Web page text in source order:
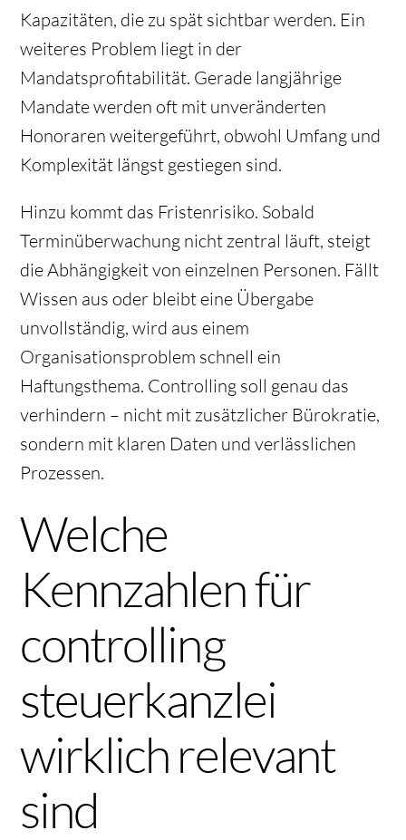
Kapazitäten, die zu spät sichtbar werden. Ein
weiteres Problem liegt in der
Mandatsprofitabilität. Gerade langjährige
Mandate werden oft mit unveränderten
Honoraren weitergeführt, obwohl Umfang und
Komplexität längst gestiegen sind.
Hinzu kommt das Fristenrisiko. Sobald
Terminüberwachung nicht zentral läuft, steigt
die Abhängigkeit von einzelnen Personen. Fällt
Wissen aus oder bleibt eine Übergabe
unvollständig, wird aus einem
Organisationsproblem schnell ein
Haftungsthema. Controlling soll genau das
verhindern – nicht mit zusätzlicher Bürokratie,
sondern mit klaren Daten und verlässlichen
Prozessen.
Welche
Kennzahlen für
controlling
steuerkanzlei
wirklich relevant
sind